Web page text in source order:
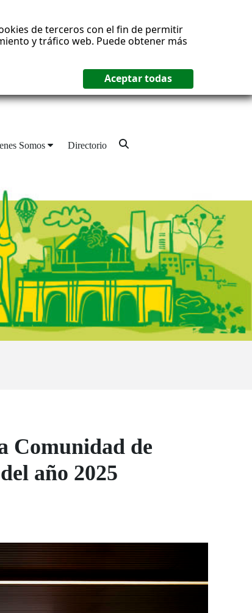
de terceros con el fin de permitir
y tráfico web. Puede obtener más
Somos Directorio
Comunidad de
año 2025